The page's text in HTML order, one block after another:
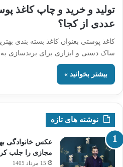
عددی از کجا؟
کاغذ پوستی بعنوان کاغذ بسته بندی
ساک دستی و ابزاری برای برندسازی
بیشتر بخوانید »
نوشته های تازه
عکس خانوادگی
مجازی را جلب
15 مرداد 1405